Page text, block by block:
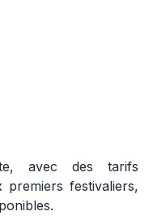
avec des tarifs
festivaliers,